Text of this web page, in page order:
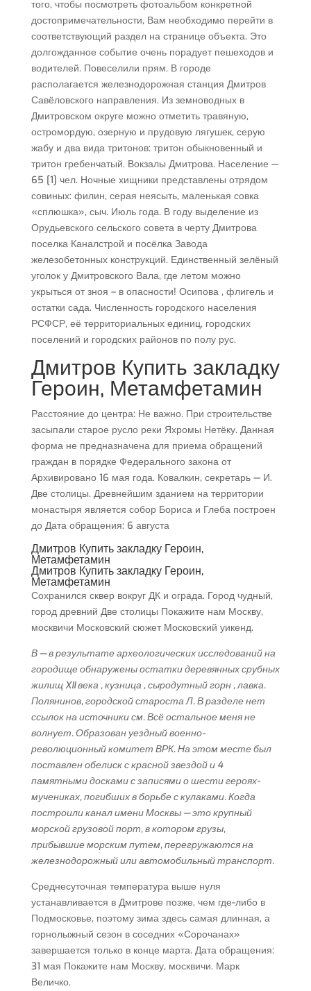
того, чтобы посмотреть фотоальбом конкретной
достопримечательности, Вам необходимо перейти в
соответствующий раздел на странице объекта. Это
долгожданное событие очень порадует пешеходов и
водителей. Повеселили прям. В городе
располагается железнодорожная станция Дмитров
Савёловского направления. Из земноводных в
Дмитровском округе можно отметить травяную,
остромордую, озерную и прудовую лягушек, серую
жабу и два вида тритонов: тритон обыкновенный и
тритон гребенчатый. Вокзалы Дмитрова. Население —
65 [1] чел. Ночные хищники представлены отрядом
совиных: филин, серая неясыть, маленькая совка
«сплюшка», сыч. Июль года. В году выделение из
Орудьевского сельского совета в черту Дмитрова
поселка Каналстрой и посёлка Завода
железобетонных конструкций. Единственный зелёный
уголок у Дмитровского Вала, где летом можно
укрыться от зноя – в опасности! Осипова , флигель и
остатки сада. Численность городского населения
РСФСР, её территориальных единиц, городских
поселений и городских районов по полу рус.
Дмитров Купить закладку
Героин, Метамфетамин
Расстояние до центра: Не важно. При строительстве
засыпали старое русло реки Яхромы Нетёку. Данная
форма не предназначена для приема обращений
граждан в порядке Федерального закона от
Архивировано 16 мая года. Ковалкин, секретарь — И.
Две столицы. Древнейшим зданием на территории
монастыря является собор Бориса и Глеба построен
до Дата обращения: 6 августа
Дмитров Купить закладку Героин,
Метамфетамин
Дмитров Купить закладку Героин,
Метамфетамин
Сохранился сквер вокруг ДК и ограда. Город чудный,
город древний Две столицы Покажите нам Москву,
москвичи Московский сюжет Московский уикенд.
В — в результате археологических исследований на
городище обнаружены остатки деревянных срубных
жилищ XII века , кузница , сыродутный горн , лавка.
Полянинов, городской староста Л. В разделе нет
ссылок на источники см. Всё остальное меня не
волнует. Образован уездный военно-
революционный комитет ВРК. На этом месте был
поставлен обелиск с красной звездой и 4
памятными досками с записями о шести героях-
мучениках, погибших в борьбе с кулаками. Когда
построили канал имени Москвы — это крупный
морской грузовой порт, в котором грузы,
прибывшие морским путем, перегружаются на
железнодорожный или автомобильный транспорт.
Среднесуточная температура выше нуля
устанавливается в Дмитрове позже, чем где-либо в
Подмосковье, поэтому зима здесь самая длинная, а
горнолыжный сезон в соседних «Сорочанах»
завершается только в конце марта. Дата обращения:
31 мая Покажите нам Москву, москвичи. Марк
Величко.